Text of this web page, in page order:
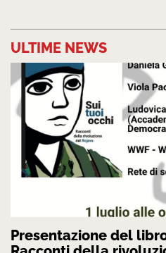
ULTIME NEWS
Presentazione del